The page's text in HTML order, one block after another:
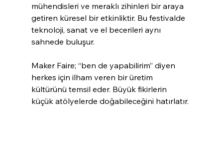
mühendisleri ve meraklı zihinleri bir araya
getiren küresel bir etkinliktir. Bu festivalde
teknoloji, sanat ve el becerileri aynı
sahnede buluşur.
Maker Faire; “ben de yapabilirim” diyen
herkes için ilham veren bir üretim
kültürünü temsil eder. Büyük fikirlerin
küçük atölyelerde doğabileceğini hatırlatır.